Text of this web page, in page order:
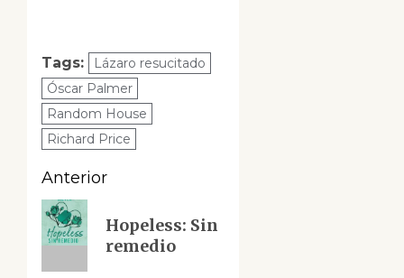
Tags:
Lázaro resucitado
Óscar Palmer
Random House
Richard Price
Navegación
de
entradas
Anterior
Entrada
anterior:
Hopeless: Sin
remedio